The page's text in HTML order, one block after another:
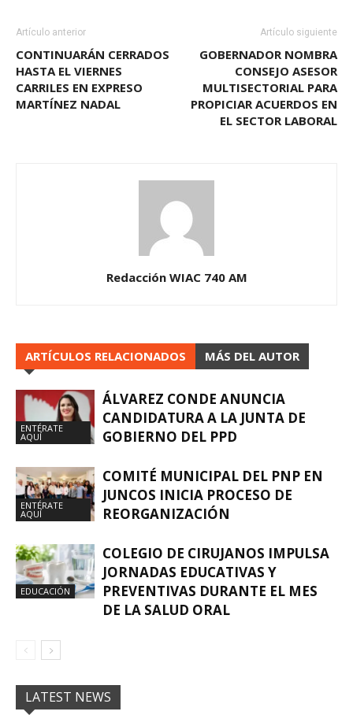
Artículo anterior
CONTINUARÁN CERRADOS
HASTA EL VIERNES
CARRILES EN EXPRESO
MARTÍNEZ NADAL
Artículo siguiente
GOBERNADOR NOMBRA
CONSEJO ASESOR
MULTISECTORIAL PARA
PROPICIAR ACUERDOS EN
EL SECTOR LABORAL
Redacción WIAC 740 AM
ARTÍCULOS RELACIONADOS MÁS DEL AUTOR
ENTÉRATE
AQUÍ
ÁLVAREZ CONDE ANUNCIA
CANDIDATURA A LA JUNTA DE
GOBIERNO DEL PPD
ENTÉRATE
AQUÍ
COMITÉ MUNICIPAL DEL PNP EN
JUNCOS INICIA PROCESO DE
REORGANIZACIÓN
EDUCACIÓN
COLEGIO DE CIRUJANOS IMPULSA
JORNADAS EDUCATIVAS Y
PREVENTIVAS DURANTE EL MES
DE LA SALUD ORAL
LATEST NEWS